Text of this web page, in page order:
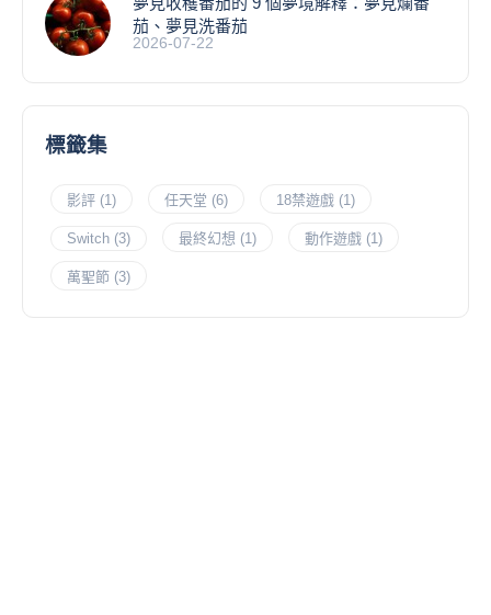
茄、夢見洗番茄
2026-07-22
標籤集
影評 (1) 任天堂 (6) 18禁遊戲 (1)
Switch (3) 最終幻想 (1) 動作遊戲 (1)
萬聖節 (3)